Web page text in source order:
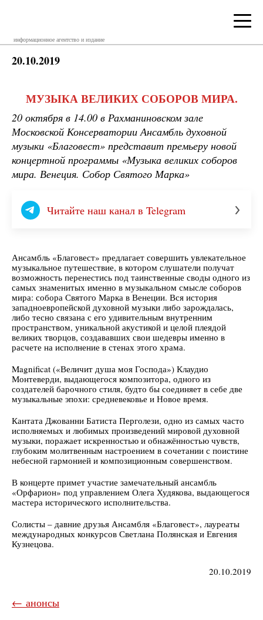
информационное агентство и издание
20.10.2019
МУЗЫКА ВЕЛИКИХ СОБОРОВ МИРА.
20 октября в 14.00 в Рахманиновском зале
Московской Консерватории Ансамбль духовной
музыки «Благовест» представит премьеру новой
концертной программы «Музыка великих соборов
мира. Венеция. Собор Святого Марка»
Читайте наш канал в Telegram
Ансамбль «Благовест» предлагает совершить увлекательное
музыкальное путешествие, в котором слушатели получат
возможность перенестись под таинственные своды одного из
самых знаменитых именно в музыкальном смысле соборов
мира: собора Святого Марка в Венеции. Вся история
западноевропейской духовной музыки либо зарождалась,
либо тесно связана с его удивительным внутренним
пространством, уникальной акустикой и целой плеядой
великих творцов, создававших свои шедевры именно в
расчете на исполнение в стенах этого храма.
Magnificat («Величит душа моя Господа») Клаудио
Монтеверди, выдающегося композитора, одного из
создателей барочного стиля, будто бы соединяет в себе две
музыкальные эпохи: средневековье и Новое время.
Кантата Джованни Батиста Перголези, одно из самых часто
исполняемых и любимых произведений мировой духовной
музыки, поражает искренностью и обнажённостью чувств,
глубоким молитвенным настроением в сочетании с поистине
небесной гармонией и композиционным совершенством.
В концерте примет участие замечательный ансамбль
«Орфарион» под управлением Олега Худякова, выдающегося
мастера исторического исполнительства.
Солисты – давние друзья Ансамбля «Благовест», лауреаты
международных конкурсов Светлана Полянская и Евгения
Кузнецова.
20.10.2019
← анонсы